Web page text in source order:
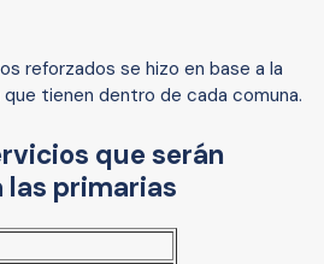
reforzados se hizo en base a la
tienen dentro de cada comuna.
que serán
las primarias